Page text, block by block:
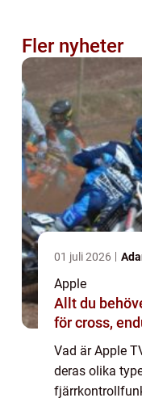
Fler nyheter
01 juli 2026
Apple
Allt du
för cross,
Vad är Apple
deras olika